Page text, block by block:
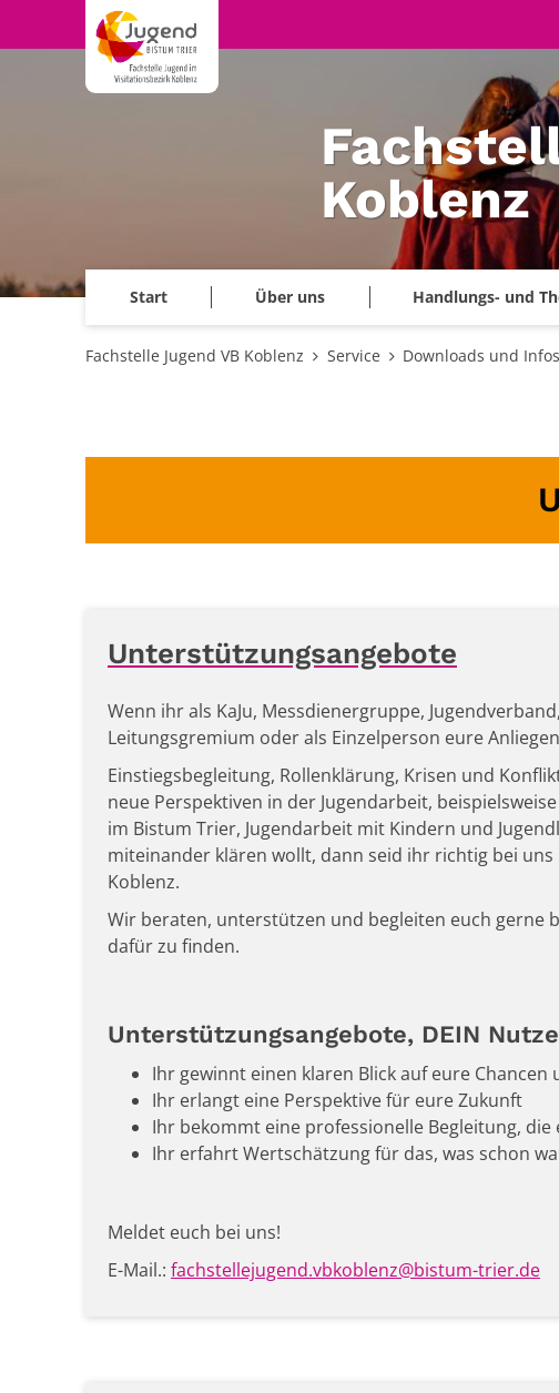
Zum Inhalt springen
Koblenz
Start Über uns Handlungs- und
Fachstelle Jugend VB Koblenz Service Downloads und Infos
Unterstützungsangebote
Wenn ihr als KaJu, Messdienergruppe,
Leitungsgremium oder als Einzelperson eure
Einstiegsbegleitung, Rollenklärung, Krisen und
neue Perspektiven in der Jugendarbeit,
im Bistum Trier, Jugendarbeit mit Kindern und
miteinander klären wollt, dann seid ihr richtig bei
Koblenz.
Wir beraten, unterstützen und begleiten euch gerne
dafür zu finden.
Unterstützungsangebote, DEIN
Ihr gewinnt einen klaren Blick auf eure Chancen
Ihr erlangt eine Perspektive für eure Zukunft
Ihr bekommt eine professionelle Begleitung,
Ihr erfahrt Wertschätzung für das, was schon
Meldet euch bei uns!
E-Mail.: fachstellejugend.vbkoblenz@bistum-trier.de